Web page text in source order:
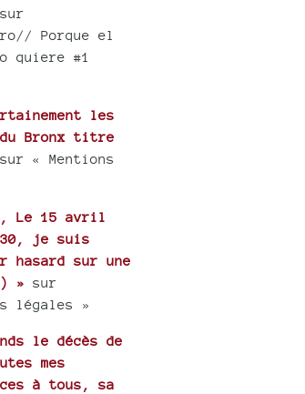
sur
Porque el
quiere #1
les
du Bronx titre
sur « Mentions
Le 15 avril
je suis
hasard sur une
» sur
légales »
le décès de
mes
à tous, sa